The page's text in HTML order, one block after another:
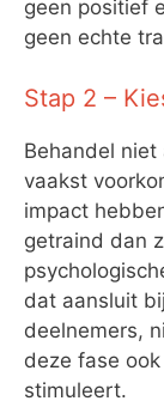
geen positief
geen echte
Stap 2 –
Behandel
vaakst
impact
getraind dan
dat aansluit
deelnemers,
deze fase
stimuleert.